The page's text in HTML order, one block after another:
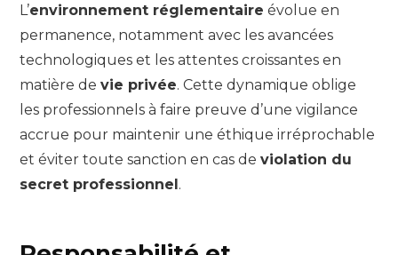
L’environnement réglementaire évolue en
permanence, notamment avec les avancées
technologiques et les attentes croissantes en
matière de vie privée. Cette dynamique oblige
les professionnels à faire preuve d’une vigilance
accrue pour maintenir une éthique irréprochable
et éviter toute sanction en cas de violation du
secret professionnel.